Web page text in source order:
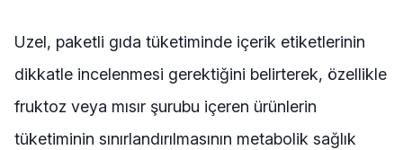
Uzel, paketli gıda tüketiminde içerik etiketlerinin
dikkatle incelenmesi gerektiğini belirterek, özellikle
fruktoz veya mısır şurubu içeren ürünlerin
tüketiminin sınırlandırılmasının metabolik sağlık